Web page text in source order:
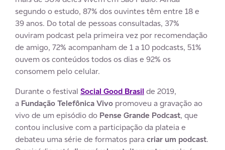
segundo o estudo, 87% dos ouvintes têm entre 18 e
39 anos. Do total de pessoas consultadas, 37%
ouviram podcast pela primeira vez por recomendação
de amigo, 72% acompanham de 1 a 10 podcasts, 51%
ouvem os conteúdos todos os dias e 92% os
consomem pelo celular.
Durante o festival Social Good Brasil de 2019,
a Fundação Telefônica Vivo promoveu a gravação ao
vivo de um episódio do Pense Grande Podcast, que
contou inclusive com a participação da plateia e
debateu uma série de formatos para criar um podcast.